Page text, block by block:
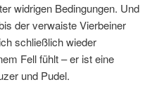
widrigen Bedingungen. Und
der verwaiste Vierbeiner
schließlich wieder
Fell fühlt – er ist eine
und Pudel.